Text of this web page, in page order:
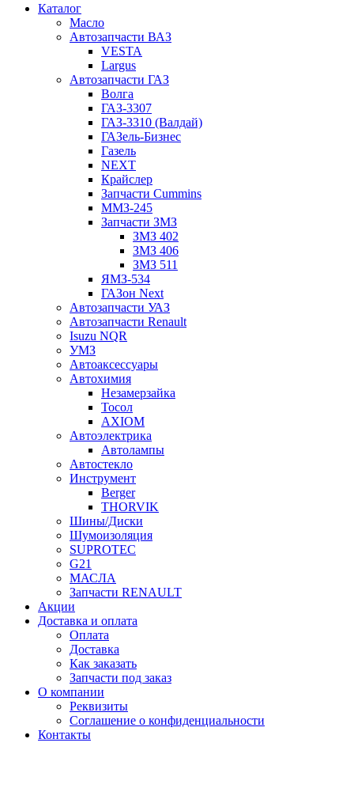
Каталог
Масло
Автозапчасти ВАЗ
VESTA
Largus
Автозапчасти ГАЗ
Волга
ГАЗ-3307
ГАЗ-3310 (Валдай)
ГАЗель-Бизнес
Газель
NEXT
Крайслер
Запчасти Cummins
ММЗ-245
Запчасти ЗМЗ
ЗМЗ 402
ЗМЗ 406
ЗМЗ 511
ЯМЗ-534
ГАЗон Next
Автозапчасти УАЗ
Автозапчасти Renault
Isuzu NQR
УМЗ
Автоаксессуары
Автохимия
Незамерзайка
Тосол
AXIOM
Автоэлектрика
Автолампы
Автостекло
Инструмент
Berger
THORVIK
Шины/Диски
Шумоизоляция
SUPROTEC
G21
МАСЛА
Запчасти RENAULT
Акции
Доставка и оплата
Оплата
Доставка
Как заказать
Запчасти под заказ
О компании
Реквизиты
Соглашение о конфиденциальности
Контакты